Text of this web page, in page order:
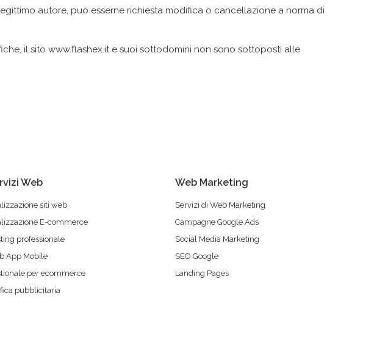
autore, può esserne richiesta modifica o cancellazione a norma di
il sito www.flashex.it e suoi sottodomini non sono sottoposti alle
Web
siti web
E-commerce
professionale
App Mobile
per ecommerce
pubblicitaria
Web Marketing
Servizi di Web Marketing
Campagne Google Ads
Social Media Marketing
SEO Google
Landing Pages